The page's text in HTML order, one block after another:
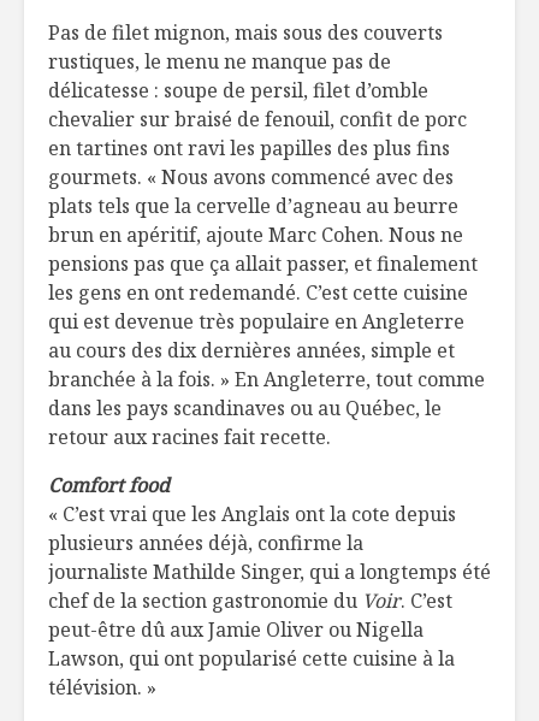
Pas de filet mignon, mais sous des couverts
rustiques, le menu ne manque pas de
délicatesse : soupe de persil, filet d’omble
chevalier sur braisé de fenouil, confit de porc
en tartines ont ravi les papilles des plus fins
gourmets. « Nous avons commencé avec des
plats tels que la cervelle d’agneau au beurre
brun en apéritif, ajoute Marc Cohen. Nous ne
pensions pas que ça allait passer, et finalement
les gens en ont redemandé. C’est cette cuisine
qui est devenue très populaire en Angleterre
au cours des dix dernières années, simple et
branchée à la fois. » En Angleterre, tout comme
dans les pays scandinaves ou au Québec, le
retour aux racines fait recette.
Comfort food
« C’est vrai que les Anglais ont la cote depuis
plusieurs années déjà, confirme la
journaliste Mathilde Singer, qui a longtemps été
chef de la section gastronomie du Voir. C’est
peut-être dû aux Jamie Oliver ou Nigella
Lawson, qui ont popularisé cette cuisine à la
télévision. »